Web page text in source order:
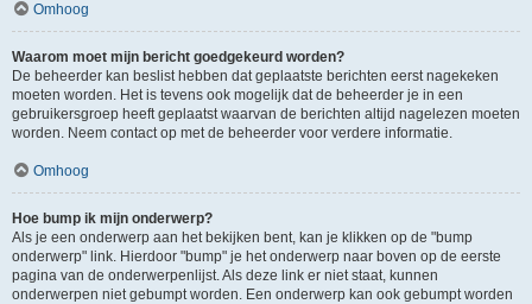
Omhoog
Waarom moet mijn bericht goedgekeurd worden?
De beheerder kan beslist hebben dat geplaatste berichten eerst nagekeken
moeten worden. Het is tevens ook mogelijk dat de beheerder je in een
gebruikersgroep heeft geplaatst waarvan de berichten altijd nagelezen moeten
worden. Neem contact op met de beheerder voor verdere informatie.
Omhoog
Hoe bump ik mijn onderwerp?
Als je een onderwerp aan het bekijken bent, kan je klikken op de "bump
onderwerp" link. Hierdoor "bump" je het onderwerp naar boven op de eerste
pagina van de onderwerpenlijst. Als deze link er niet staat, kunnen
onderwerpen niet gebumpt worden. Een onderwerp kan ook gebumpt worden